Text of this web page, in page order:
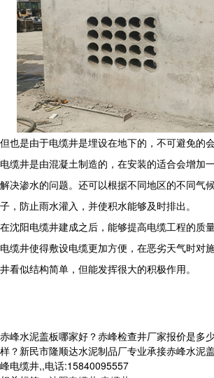
但也是由于电缆井是埋设在地下的，不可避免的
电缆井是由混凝土制造的，在安装的适合会增加
解决渗水的问题。还可以根据不同地区的不同气
子 ，防止雨水灌入，并使积水能够及时排出。
在沈阳电缆井建成之后，能够提高电缆工程的质
电缆井使得敷设电缆更加方便，在恶劣天气时对
井看似结构简单，但能发挥很大的积极作用。
赤峰水泥盖板哪家好？赤峰检查井厂家报价是多
样？新民市隆顺达水泥制品厂专业承接赤峰水泥
峰电缆井,,电话:15840095557